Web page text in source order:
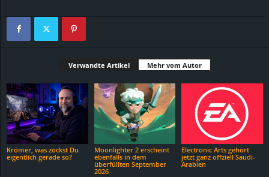
Verwandte Artikel Mehr vom Autor
Krömer, was zockst Du
eigentlich gerade so?
Moonlighter 2 erscheint
ebenfalls in dem
überfüllten September
2026
Electronic Arts gehört
jetzt ganz offziell Saudi-
Arabien